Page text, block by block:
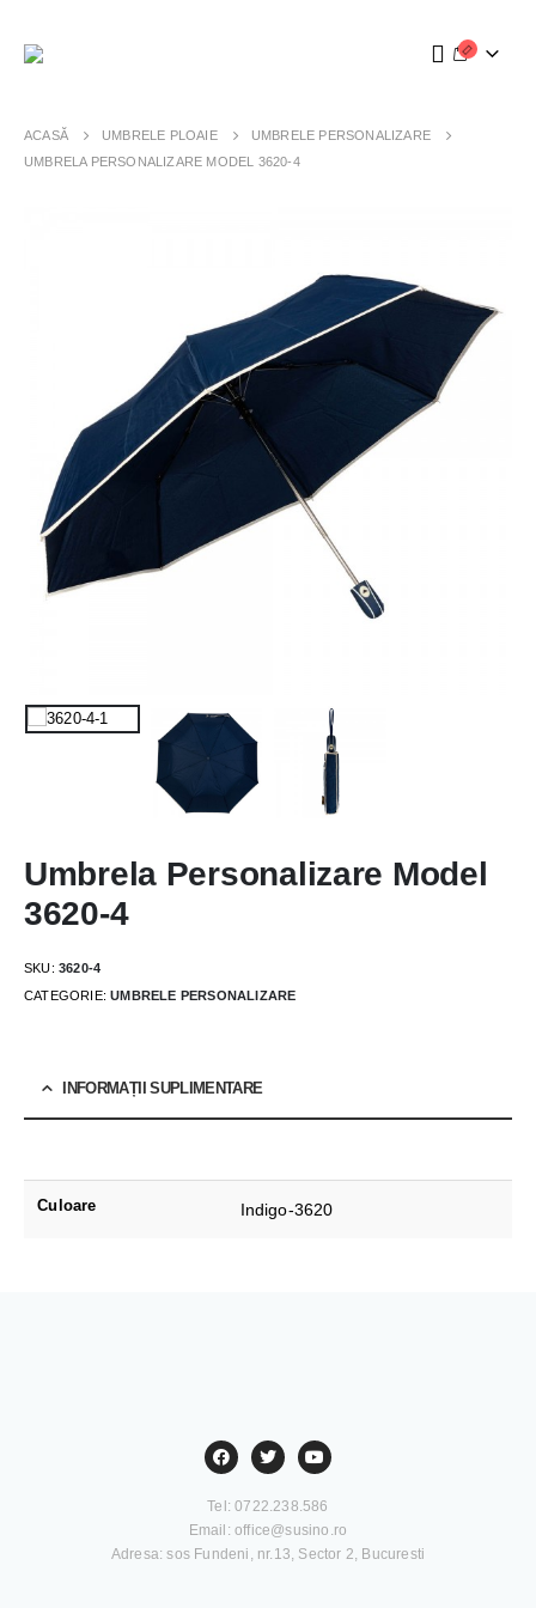
ACASĂ UMBRELE PLOAIE
UMBRELE PERSONALIZARE
UMBRELA PERSONALIZARE MODEL 3620-4
Umbrela Personalizare Model
3620-4
SKU: 3620-4
CATEGORIE:UMBRELE PERSONALIZARE
INFORMAȚII SUPLIMENTARE
Culoare Indigo-3620
Tel: 0722.238.586
Email:office@susino.ro
Adresa: sos Fundeni, nr.13, Sector 2, Bucuresti